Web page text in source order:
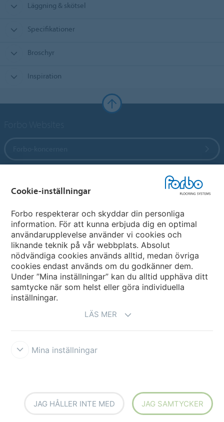
Läggning & skötsel
Specifikationer
Broschyr
Inspiration
Välj land
Välj ditt land
Cookie-inställningar
Forbo respekterar och skyddar din personliga
information. För att kunna erbjuda dig en optimal
användarupplevelse använder vi cookies och
liknande teknik på vår webbplats. Absolut
nödvändiga cookies används alltid, medan övriga
cookies endast används om du godkänner dem.
Under ”Mina inställningar” kan du alltid upphäva ditt
samtycke när som helst eller göra individuella
inställningar.
LÄS MER
Mina inställningar
JAG HÅLLER INTE MED JAG SAMTYCKER